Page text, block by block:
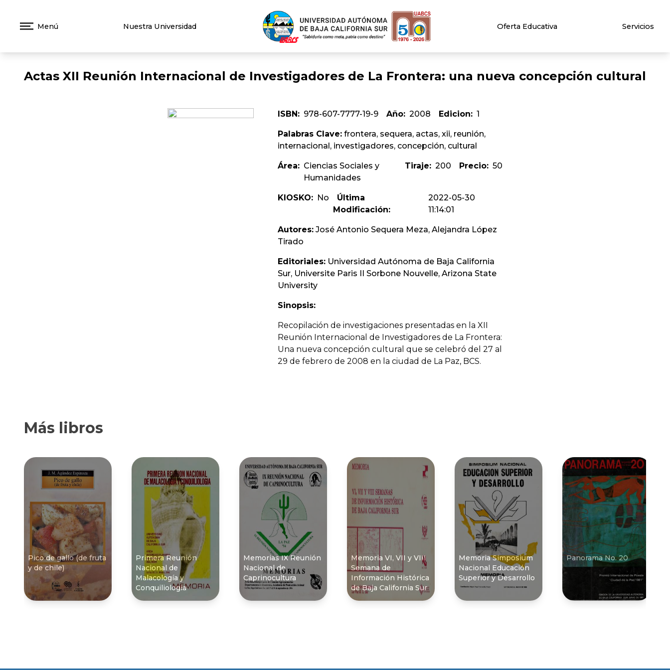
Menú Nuestra Universidad Oferta Educativa Servicios
Actas XII Reunión Internacional de Investigadores de La Frontera: una nueva concepción cultural
ISBN: 978-607-7777-19-9 Año: 2008 Edicion: 1
Palabras Clave: frontera, sequera, actas, xii, reunión,
internacional, investigadores, concepción, cultural
Área: Ciencias Sociales y
Humanidades
Tiraje: 200 Precio: 50
KIOSKO: No
Última
Modificación:
2022-05-30
11:14:01
Autores: José Antonio Sequera Meza, Alejandra López
Tirado
Editoriales: Universidad Autónoma de Baja California
Sur, Universite Paris II Sorbone Nouvelle, Arizona State
University
Sinopsis:
Recopilación de investigaciones presentadas en la XII
Reunión Internacional de Investigadores de La Frontera:
Una nueva concepción cultural que se celebró del 27 al
29 de febrero de 2008 en la ciudad de La Paz, BCS.
Más libros
Pico de gallo (de fruta
y de chile)
Primera Reunión
Nacional de
Malacologí­a y
Conquiliologia
Memorias IX Reunión
Nacional de
Caprinocultura
Memoria VI, VII y VIII
Semana de
Información Histórica
de Baja California Sur
Memoria Simposium
Nacional Educación
Superior y Desarrollo
Panorama No. 20